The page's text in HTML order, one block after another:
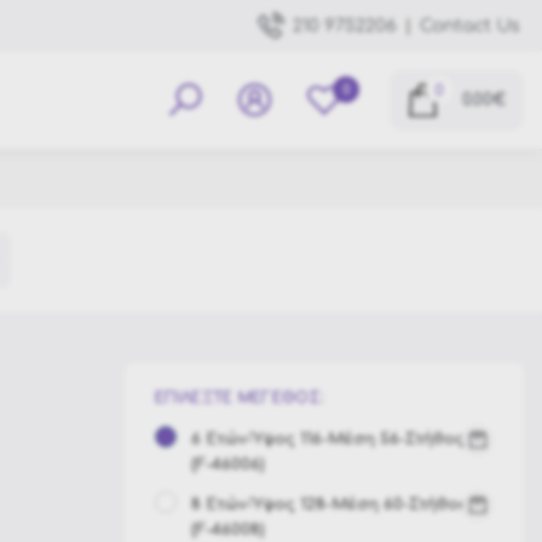
210 9752206 Contact Us
0.00€
ΕΠΙΛΕΞΤΕ ΜΕΓΕΘΟΣ:
6 Ετών-Ύψος 116-Μέση 56-Στήθος 62
(F-46006)
8 Ετών-Ύψος 128-Μέση 60-Στήθος 66
(F-46008)